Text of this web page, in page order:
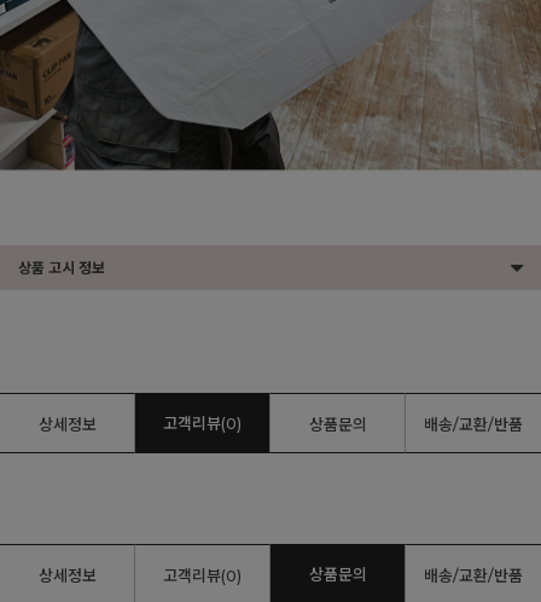
상품 고시 정보
상세정보 고객리뷰(0) 상품문의 배송/교환/반품
상세정보 고객리뷰(0) 상품문의 배송/교환/반품